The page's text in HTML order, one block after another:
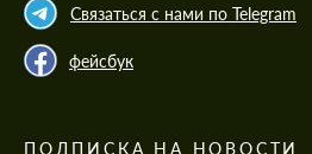
Связаться с нами по Telegram
фейсбук
ПОДПИСКА НА НОВОСТИ